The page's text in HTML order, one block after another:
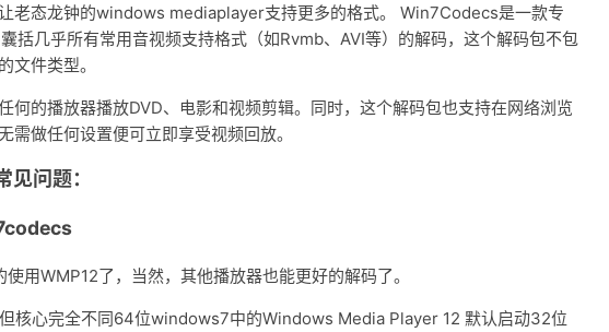
老态龙钟的windows mediaplayer支持更多的格式。 Win7Codecs是一款专
括几乎所有常用音视频支持格式（如Rvmb、AVI等）的解码，这个解码包不包
文件类型。
何的播放器播放DVD、电影和视频剪辑。同时，这个解码包也支持在网络浏览
需做任何设置便可立即享受视频回放。
问题：
用WMP12了，当然，其他播放器也能更好的解码了。
核心完全不同64位windows7中的Windows Media Player 12 默认启动32位